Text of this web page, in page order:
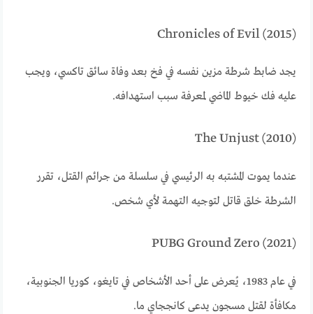
Chronicles of Evil (2015)
يجد ضابط شرطة مزين نفسه في فخ بعد وفاة سائق تاكسي، ويجب
عليه فك خيوط الماضي لمعرفة سبب استهدافه.
The Unjust (2010)
عندما يموت المشتبه به الرئيسي في سلسلة من جرائم القتل، تقرر
الشرطة خلق قاتل لتوجيه التهمة لأي شخص.
PUBG Ground Zero (2021)
في عام 1983، يُعرض على أحد الأشخاص في تايغو، كوريا الجنوبية،
مكافأة لقتل مسجون يدعى كانججاي ما.